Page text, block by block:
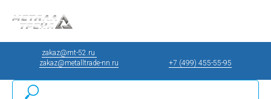
zakaz@mt-52.ru
zakaz@metalltrade-nn.ru
+7 (499) 455-55-95